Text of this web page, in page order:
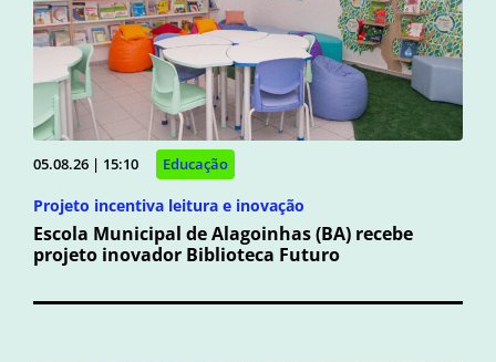
05.08.26 | 15:10 Educação
Projeto incentiva leitura e inovação
Escola Municipal de Alagoinhas (BA) recebe
projeto inovador Biblioteca Futuro